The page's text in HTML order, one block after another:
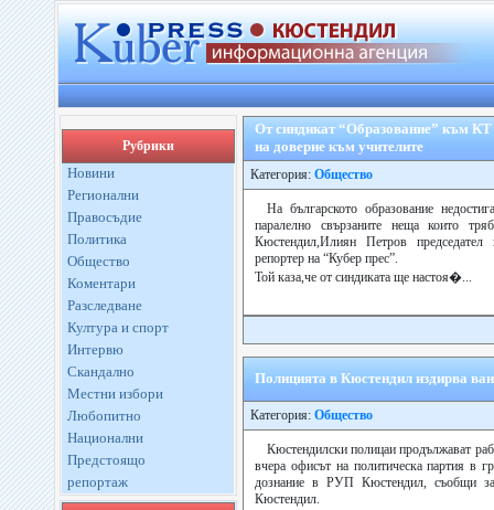
Рубрики
Новини
Регионални
Правосъдие
Политика
Общество
Коментари
Разследване
Култура и спорт
Интервю
Скандално
Местни избори
Любопитно
Национални
Предстоящо
репортаж
От синдикат “Образование” към КТ
на доверие към учителите
Категория: Общество
На българското образование
паралелно свързаните неща които
Кюстендил,Илиян Петров
репортер на “Кубер прес”.
Той каза,че от синдиката ще настоя�...
Полицията в Кюстендил издирва
Категория: Общество
Кюстендилски полицаи продължават
вчера офисът на политическа партия в
дознание в РУП Кюстендил, съобщи за
Кюстендил.